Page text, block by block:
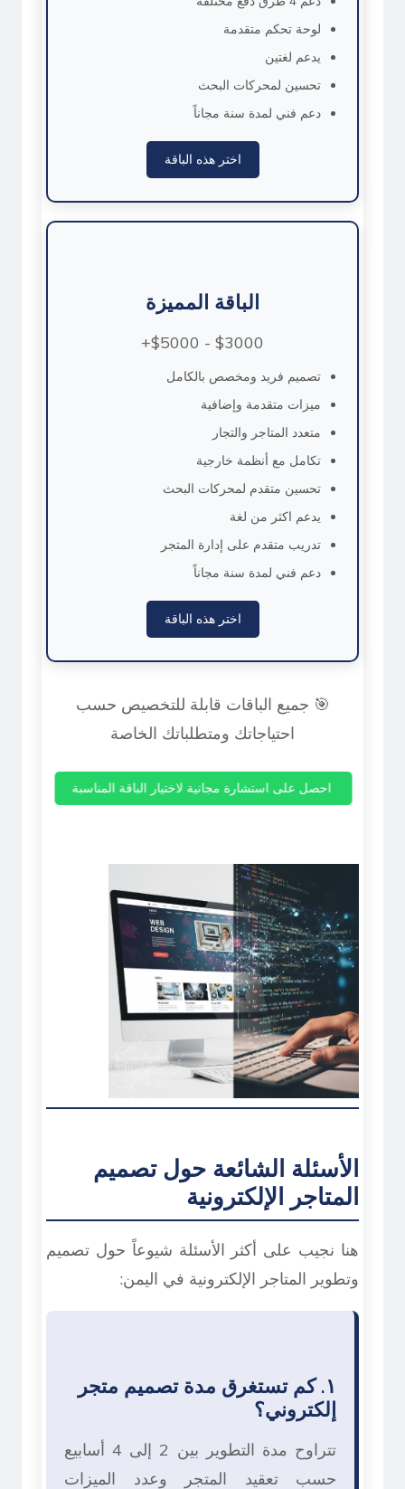
لوحة تحكم متقدمة
يدعم لغتين
تحسين لمحركات البحث
دعم فني لمدة سنة مجاناً
اختر هذه الباقة
الباقة المميزة
$3000 - $5000+
تصميم فريد ومخصص بالكامل
ميزات متقدمة وإضافية
متعدد المتاجر والتجار
تكامل مع أنظمة خارجية
تحسين متقدم لمحركات البحث
يدعم اكثر من لغة
تدريب متقدم على إدارة المتجر
دعم فني لمدة سنة مجاناً
اختر هذه الباقة
🎯 جميع الباقات قابلة للتخصيص حسب
احتياجاتك ومتطلباتك الخاصة
احصل على استشارة مجانية لاختيار الباقة المناسبة
الأسئلة الشائعة حول تصميم
المتاجر الإلكترونية
هنا نجيب على أكثر الأسئلة شيوعاً حول تصميم
وتطوير المتاجر الإلكترونية في اليمن:
١. كم تستغرق مدة تصميم متجر
إلكتروني؟
تتراوح مدة التطوير بين 2 إلى 4 أسابيع
حسب تعقيد المتجر وعدد الميزات